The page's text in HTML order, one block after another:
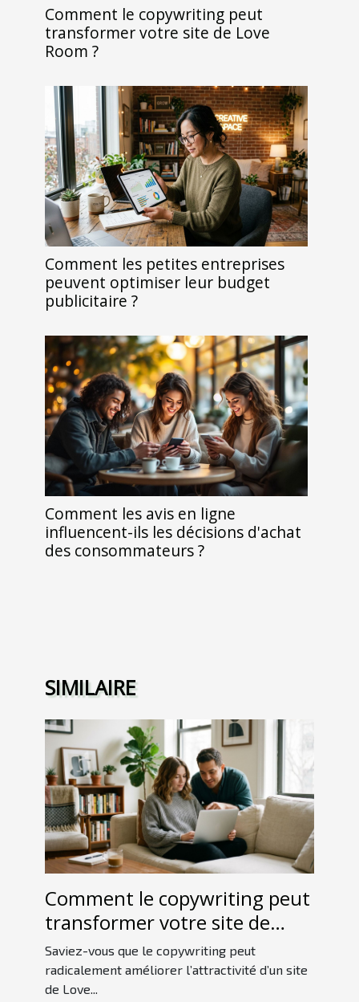
Comment le copywriting peut
transformer votre site de Love
Room ?
Comment les petites entreprises
peuvent optimiser leur budget
publicitaire ?
Comment les avis en ligne
influencent-ils les décisions d'achat
des consommateurs ?
SIMILAIRE
Comment le copywriting peut
transformer votre site de
Love Room ?
Saviez-vous que le copywriting peut
radicalement améliorer l’attractivité d’un site
de Love...